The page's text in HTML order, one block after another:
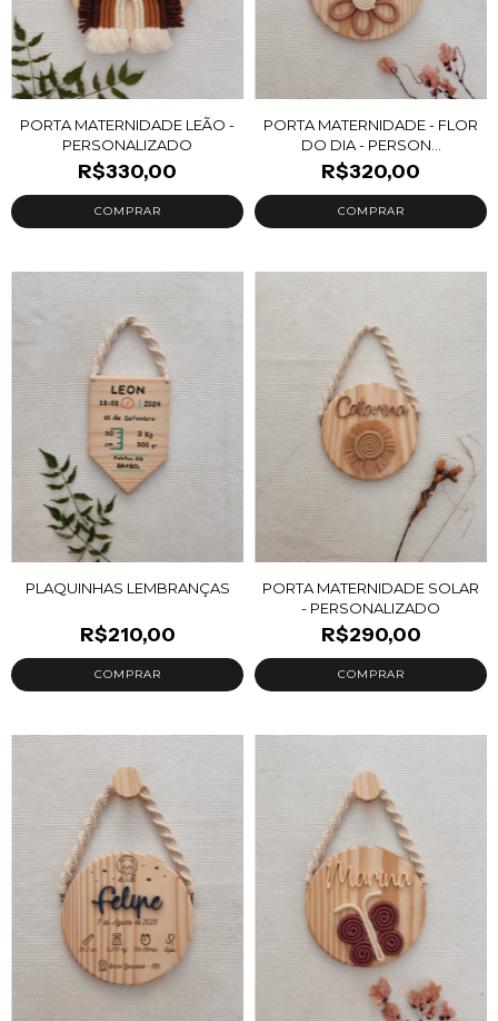
PORTA MATERNIDADE LEÃO -
PERSONALIZADO
R$330,00
PORTA MATERNIDADE - FLOR
DO DIA - PERSON...
R$320,00
PLAQUINHAS LEMBRANÇAS
R$210,00
PORTA MATERNIDADE SOLAR
- PERSONALIZADO
R$290,00